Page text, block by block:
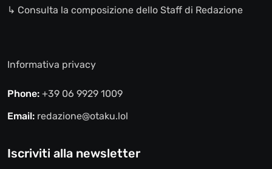
↳ Consulta la composizione dello Staff di Redazione
Informativa privacy
Phone: +39 06 9929 1009
Email: redazione@otaku.lol
Iscriviti alla newsletter